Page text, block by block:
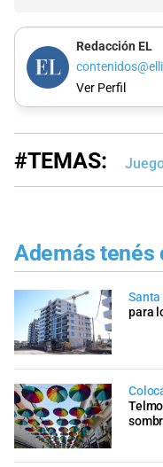
Redacción EL
Ver Perfil
#TEMAS:
Además tenés
Santa
para